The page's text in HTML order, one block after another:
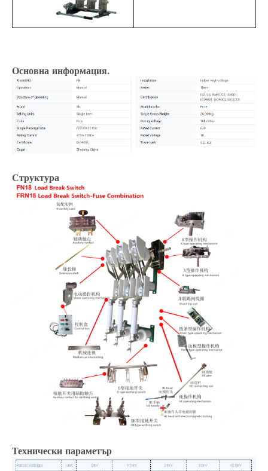
Основна информация.
Структура
Технически параметър